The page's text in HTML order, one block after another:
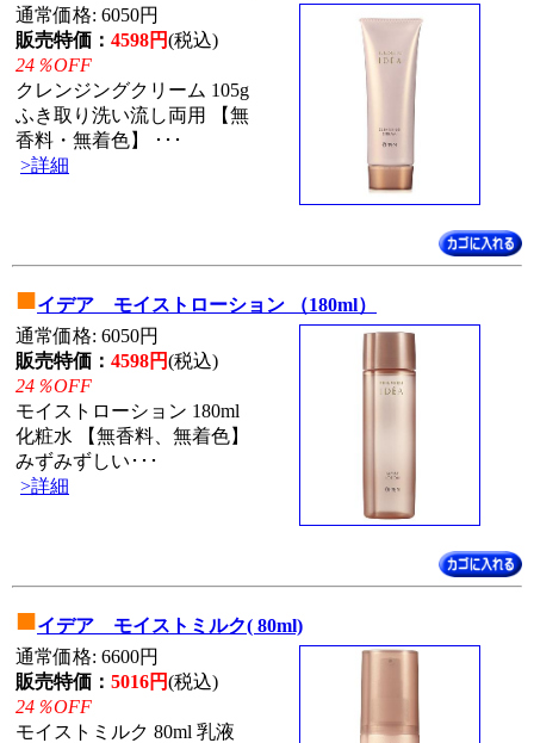
通常価格: 6050円
販売特価： 4598円(税込)
24％OFF
クレンジングクリーム 105g
ふき取り洗い流し両用 【無
香料・無着色】 ･･･
>詳細
■イデア モイストローション （180ml）
通常価格: 6050円
販売特価： 4598円(税込)
24％OFF
モイストローション 180ml
化粧水 【無香料、無着色】
みずみずしい･･･
>詳細
■イデア モイストミルク( 80ml)
通常価格: 6600円
販売特価： 5016円(税込)
24％OFF
モイストミルク 80ml 乳液